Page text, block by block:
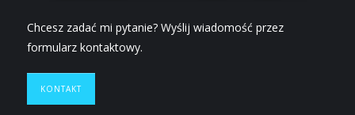
Chcesz zadać mi pytanie? Wyślij wiadomość przez
formularz kontaktowy.
KONTAKT